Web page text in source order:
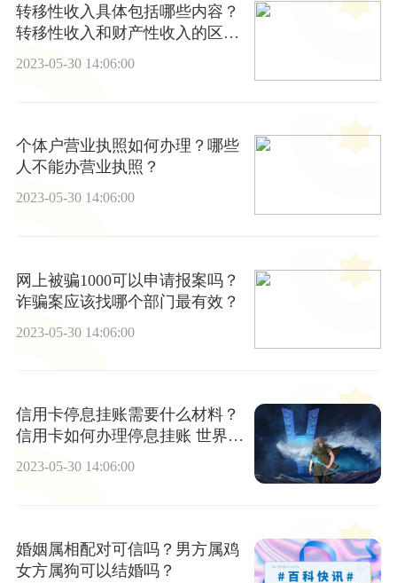
转移性收入具体包括哪些内容？
转移性收入和财产性收入的区
别？
2023-05-30 14:06:00
个体户营业执照如何办理？哪些
人不能办营业执照？
2023-05-30 14:06:00
网上被骗1000可以申请报案吗？
诈骗案应该找哪个部门最有效？
2023-05-30 14:06:00
信用卡停息挂账需要什么材料？
信用卡如何办理停息挂账 世界快
播
2023-05-30 14:06:00
婚姻属相配对可信吗？男方属鸡
女方属狗可以结婚吗？